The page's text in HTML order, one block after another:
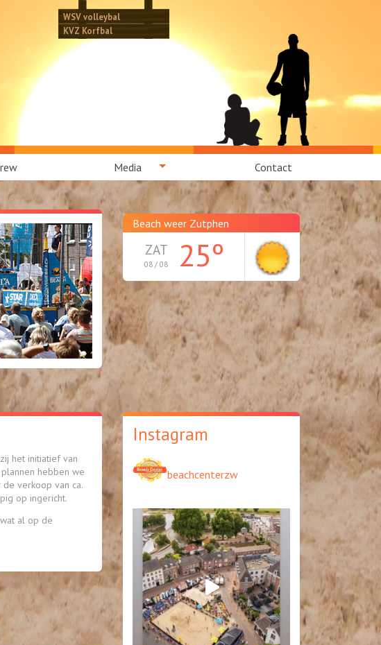
WSV volleybal
KVZ Korfbal
Media Contact
Beach weer Zutphen
ZAT
08 / 08 25º
het initiatief van
hebben we
verkoop van ca.
op ingericht.
al op de
Instagram
beachcenterzw